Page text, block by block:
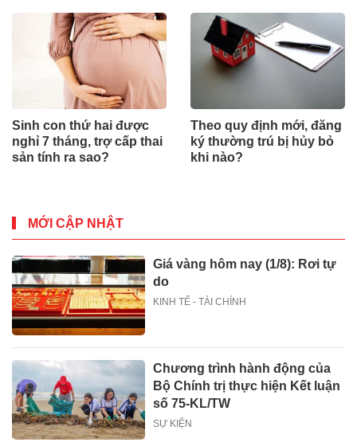
Sinh con thứ hai được
nghỉ 7 tháng, trợ cấp thai
sản tính ra sao?
Theo quy định mới, đăng
ký thường trú bị hủy bỏ
khi nào?
MỚI CẬP NHẬT
Giá vàng hôm nay (1/8): Rơi tự
do
KINH TẾ - TÀI CHÍNH
Chương trình hành động của
Bộ Chính trị thực hiện Kết luận
số 75-KL/TW
SỰ KIỆN